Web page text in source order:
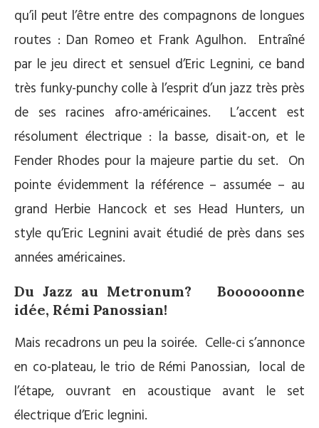
qu’il peut l’être entre des compagnons de longues
routes : Dan Romeo et Frank Agulhon. Entraîné
par le jeu direct et sensuel d’Eric Legnini, ce band
très funky-punchy colle à l’esprit d’un jazz très près
de ses racines afro-américaines. L’accent est
résolument électrique : la basse, disait-on, et le
Fender Rhodes pour la majeure partie du set. On
pointe évidemment la référence – assumée – au
grand Herbie Hancock et ses Head Hunters, un
style qu’Eric Legnini avait étudié de près dans ses
années américaines.
Du Jazz au Metronum? Boooooonne
idée, Rémi Panossian!
Mais recadrons un peu la soirée. Celle-ci s’annonce
en co-plateau, le trio de Rémi Panossian, local de
l’étape, ouvrant en acoustique avant le set
électrique d’Eric legnini.